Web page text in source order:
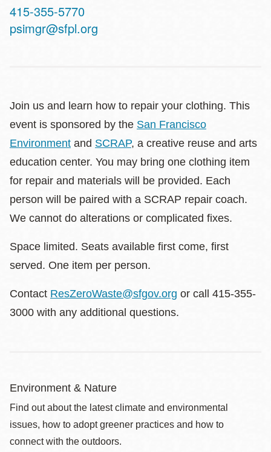
Contact
Telephone
415-355-5770
psimgr@sfpl.org
Join us and learn how to repair your clothing. This
event is sponsored by the San Francisco
Environment and SCRAP, a creative reuse and arts
education center. You may bring one clothing item
for repair and materials will be provided. Each
person will be paired with a SCRAP repair coach.
We cannot do alterations or complicated fixes.
Space limited. Seats available first come, first
served. One item per person.
Contact ResZeroWaste@sfgov.org or call 415-355-
3000 with any additional questions.
Environment & Nature
Find out about the latest climate and environmental
issues, how to adopt greener practices and how to
connect with the outdoors.